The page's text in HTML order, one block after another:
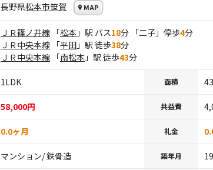
長野県松本市笹賀 MAP
ＪＲ篠ノ井線 「松本 」駅 バス18分 「二子」停歩4分
ＪＲ中央本線 「平田 」駅 徒歩38分
ＪＲ中央本線 「南松本 」駅 徒歩43分
1LDK 面積
58,000円 共益費
0.0ヶ月 礼金
マンション/ 鉄骨造 築年月